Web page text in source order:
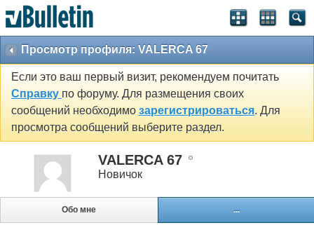
Просмотр профиля: VALERCA 67
Если это ваш первый визит, рекомендуем почитать
Справку по форуму. Для размещения своих
сообщений необходимо зарегистрироваться. Для
просмотра сообщений выберите раздел.
VALERCA 67
Новичок
Обо мне ...